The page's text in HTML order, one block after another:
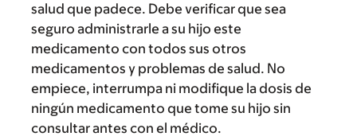
salud que padece. Debe verificar que sea
seguro administrarle a su hijo este
medicamento con todos sus otros
medicamentos y problemas de salud. No
empiece, interrumpa ni modifique la dosis de
ningún medicamento que tome su hijo sin
consultar antes con el médico.